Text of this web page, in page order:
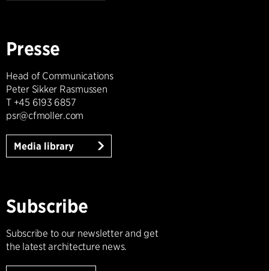
Presse
Head of Communications
Peter Sikker Rasmussen
T +45 6193 6857
psr@cfmoller.com
Media library
Subscribe
Subscribe to our newsletter and get
the latest architecture news.